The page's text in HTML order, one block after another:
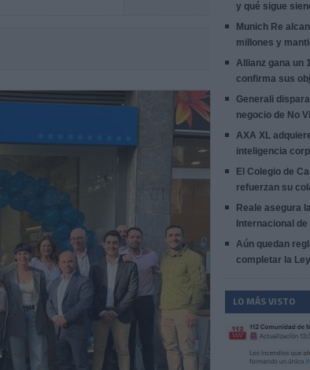
y qué sigue
Munich Re
millones y
Allianz gana un
confirma sus
Generali
negocio de No
AXA XL
inteligencia
El Colegio de
refuerzan su
Reale asegura
Internacional
Aún quedan
completar la
LO MÁS VISTO